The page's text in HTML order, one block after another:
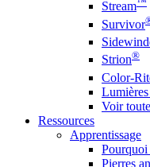
Stream
Survivor
Strion®
Color-
Voir
Ressources
Apprentissage
Pourquoi
Pierres